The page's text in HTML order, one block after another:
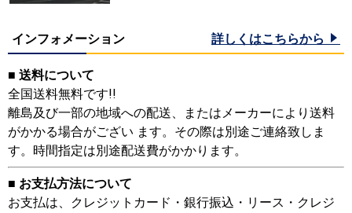
インフォメーション 詳しくはこちらから
■ 送料について
全国送料無料です!!
離島及び一部の地域への配送、またはメーカーにより送料
がかかる場合がござい ます。その際は別途ご連絡致しま
す。時間指定は別途配送費がかかります。
■ お支払方法について
お支払は、クレジットカード・銀行振込・リース・クレジ